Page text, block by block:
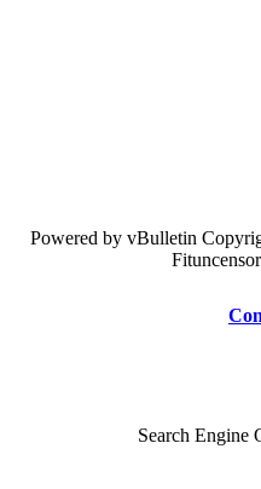
Powered by vBulletin
Search Engine